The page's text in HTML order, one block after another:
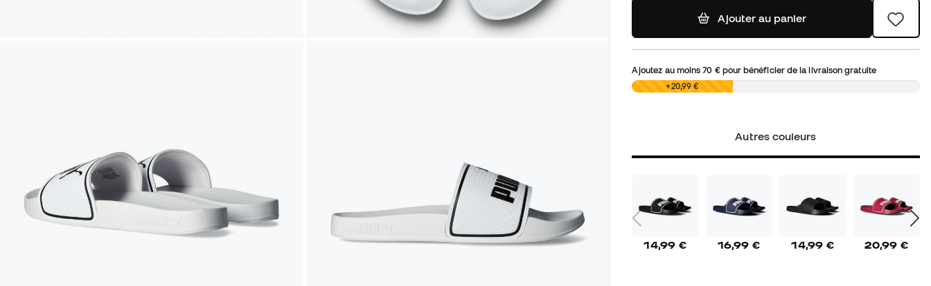
Ajouter au panier
Ajoutez au moins70 €pour bénéficier de la livraison gratuite
0,00 € +20,99 €
Autres couleurs
14,99 € 16,99 € 14,99 € 20,99 €